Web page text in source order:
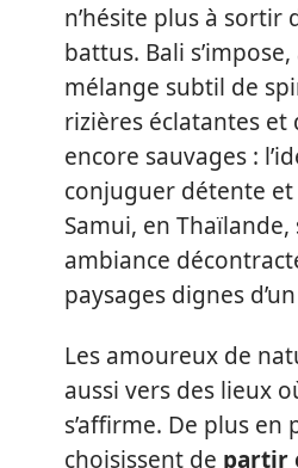
n’hésite plus à sortir
battus. Bali
mélange subtil de
rizières éclatantes et
encore sauvages :
conjuguer détente
Samui, en
ambiance
paysages dignes
Les amoureux de
aussi vers des lieux
s’affirme. De plus en
choisissent de partir